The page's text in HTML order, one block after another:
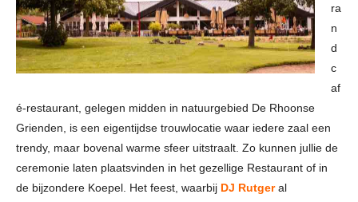
ra
n
d
c
af
é-restaurant, gelegen midden in natuurgebied De Rhoonse
Grienden, is een eigentijdse trouwlocatie waar iedere zaal een
trendy, maar bovenal warme sfeer uitstraalt. Zo kunnen jullie de
ceremonie laten plaatsvinden in het gezellige Restaurant of in
de bijzondere Koepel. Het feest, waarbij DJ Rutgeral